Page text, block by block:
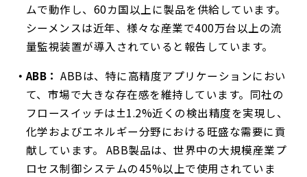
ムで動作し、60カ国以上に製品を供給しています。
シーメンスは近年、様々な産業で400万台以上の流
量監視装置が導入されていると報告しています。
ABB： ABBは、特に高精度アプリケーションにおい
て、市場で大きな存在感を維持しています。同社の
フロースイッチは±1.2%近くの検出精度を実現し、
化学およびエネルギー分野における旺盛な需要に貢
献しています。 ABB製品は、世界中の大規模産業プ
ロセス制御システムの45%以上で使用されていま